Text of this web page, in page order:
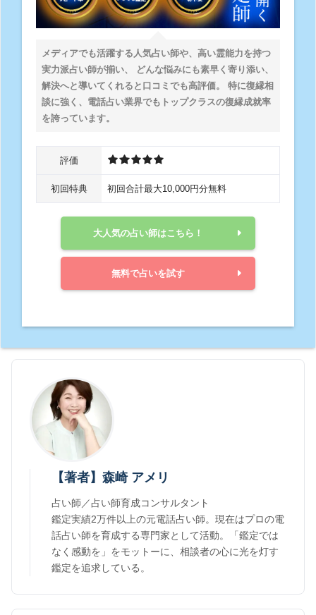
メディアでも活躍する人気占い師や、高い霊能力を持つ
実力派占い師が揃い、 どんな悩みにも素早く寄り添い、
解決へと導いてくれると口コミでも高評価。 特に復縁相
談に強く、電話占い業界でもトップクラスの復縁成就率
を誇っています。
評価
初回特典 初回合計最大10,000円分無料
大人気の占い師はこちら！
無料で占いを試す
【著者】森崎 アメリ
占い師／占い師育成コンサルタント
鑑定実績2万件以上の元電話占い師。現在はプロの電
話占い師を育成する専門家として活動。「鑑定では
なく感動を」をモットーに、相談者の心に光を灯す
鑑定を追求している。